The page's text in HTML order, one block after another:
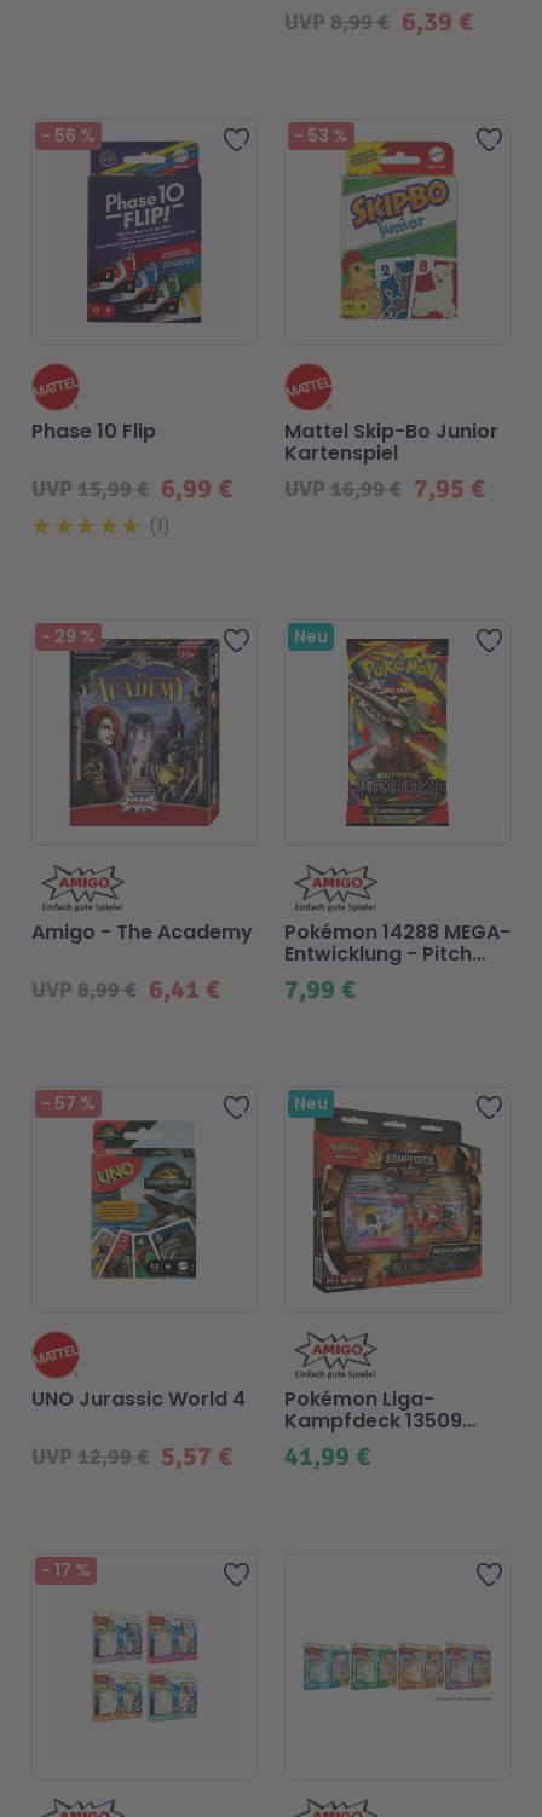
6,39 €
UVP8,99 €
Zur Wunschliste hinzufügen
- 56 %
6,99 €
UVP15,99 €
Phase 10 Flip
1
Zur
- 53 %
7,95 €
UVP16,99 €
Mattel Skip-Bo Junior
Kartenspiel
Zur Wunschliste hinzufügen
- 29 %
6,41 €
UVP8,99 €
Amigo - The Academy
Zur
Neu
7,99 €
Pokémon 14288 MEGA-
Entwicklung - Pitch
Black - ENGLISH
Zur Wunschliste hinzufügen
- 57 %
5,57 €
UVP12,99 €
UNO Jurassic World 4
Zur
Neu
41,99 €
Pokémon Liga-
Kampfdeck 13509
MEGA-Lucario
Zur Wunschliste hinzufügen
- 17 % Zur